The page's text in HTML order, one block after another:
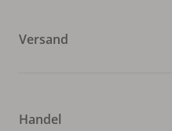
Versand
Handel